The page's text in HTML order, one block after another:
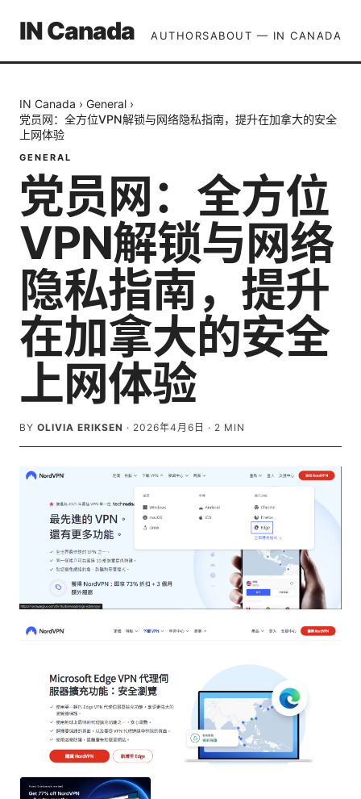
IN Canada AUTHORSABOUT — IN CANADA
IN Canada › General ›
党员网：全方位VPN解锁与网络隐私指南，提升在加拿大的安全
上网体验
GENERAL
党员网：全方位
VPN解锁与网络
隐私指南，提升
在加拿大的安全
上网体验
BY OLIVIA ERIKSEN · 2026年4月6日 · 2 MIN